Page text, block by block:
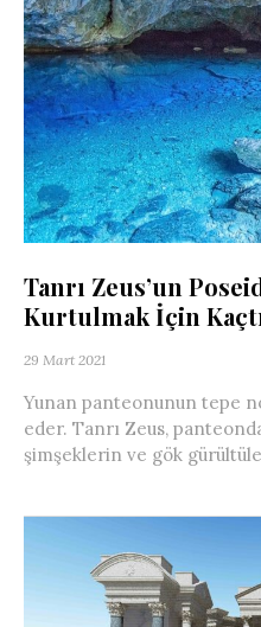
Tanrı Zeus’un
Kurtulmak İçin
29 Mart 2021
Yunan panteonunun tepe
eder. Tanrı Zeus,
şimşeklerin ve gök